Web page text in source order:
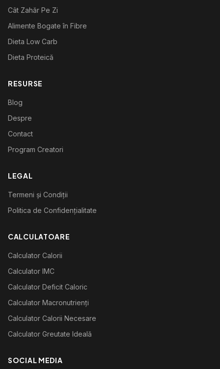
Cât Zahăr Pe Zi
Alimente Bogate în Fibre
Dieta Low Carb
Dieta Proteică
RESURSE
Blog
Despre
Contact
Program Creatori
LEGAL
Termeni și Condiții
Politica de Confidențialitate
CALCULATOARE
Calculator Calorii
Calculator IMC
Calculator Deficit Caloric
Calculator Macronutrienți
Calculator Calorii Necesare
Calculator Greutate Ideală
SOCIAL MEDIA